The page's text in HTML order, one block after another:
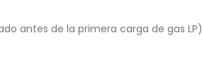
antes de la primera carga de gas LP)